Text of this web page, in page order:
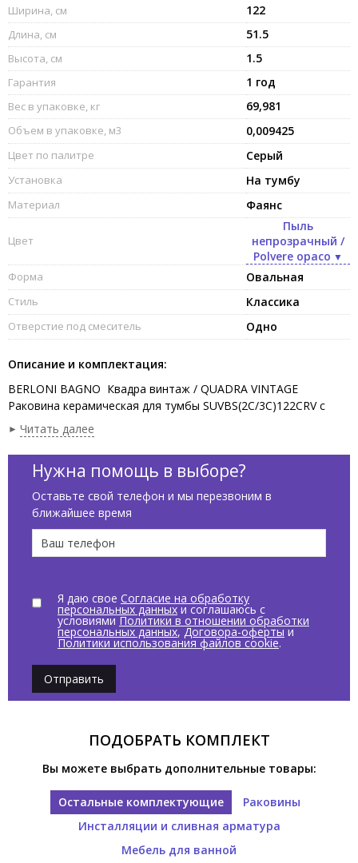
Ширина, см 122
Длина, см 51.5
Высота, см 1.5
Гарантия 1 год
Вес в упаковке, кг 69,981
Объем в упаковке, м3 0,009425
Цвет по палитре Серый
Установка На тумбу
Материал Фаянс
Цвет
Пыль
непрозрачный /
Polvere opaco
Форма Овальная
Стиль Классика
Отверстие под смеситель Одно
Описание и комплектация:
BERLONI BAGNO Квадра винтаж / QUADRA VINTAGE
Раковина керамическая для тумбы SUVBS(2C/3C)122CRV с
одним отверстием под смеситель, с переливом.
Размеры:122х51,5x1.5h см, цвет порох матовый / Polvere
opaco. Продается только в комплекте с тумбой.
Читать далее
Нужна помощь в выборе?
Оставьте свой телефон и мы перезвоним в
ближайшее время
Я даю свое Согласие на обработку
персональных данныхи соглашаюсь с
условиями Политики в отношении обработки
персональных данных, Договора-оферты и
Политики использования файлов cookie.
Отправить
ПОДОБРАТЬ КОМПЛЕКТ
Вы можете выбрать дополнительные товары:
Остальные комплектующие
Раковины
Инсталляции и сливная арматура
Мебель для ванной